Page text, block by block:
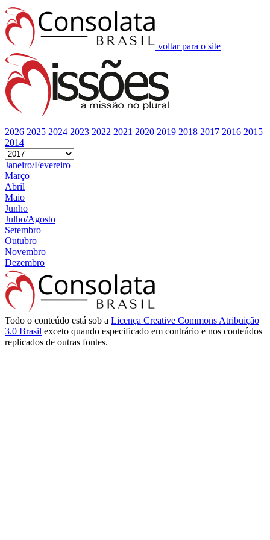
voltar para o site
2026 2025 2024 2023 2022 2021 2020 2019 2018 2017 2016 2015
2014
Janeiro/Fevereiro
Março
Abril
Maio
Junho
Julho/Agosto
Setembro
Outubro
Novembro
Dezembro
Todo o conteúdo está sob a Licença Creative Commons Atribuição
3.0 Brasil exceto quando especificado em contrário e nos conteúdos
replicados de outras fontes.